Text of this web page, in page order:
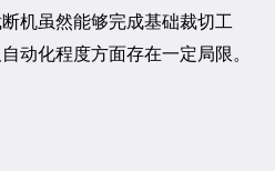
机虽然能够完成基础裁切工
动化程度方面存在一定局限。